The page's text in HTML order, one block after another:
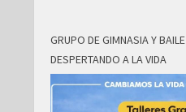
GRUPO DE GIMNASIA Y
DESPERTANDO A LA VIDA